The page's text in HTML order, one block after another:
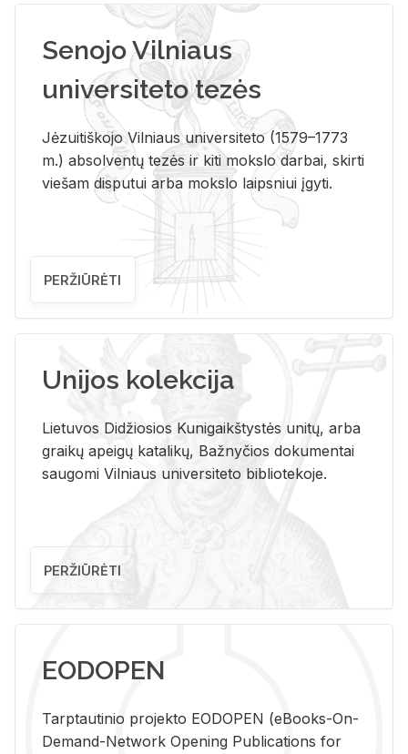
Senojo Vilniaus
universiteto tezės
Jėzuitiškojo Vilniaus universiteto (1579–1773
m.) absolventų tezės ir kiti mokslo darbai, skirti
viešam disputui arba mokslo laipsniui įgyti.
PERŽIŪRĖTI
Unijos kolekcija
Lietuvos Didžiosios Kunigaikštystės unitų, arba
graikų apeigų katalikų, Bažnyčios dokumentai
saugomi Vilniaus universiteto bibliotekoje.
PERŽIŪRĖTI
EODOPEN
Tarp­tau­ti­nio pro­jek­to EO­DO­PEN (eBo­oks-On-
De­mand-Ne­twork Ope­ning Pub­li­ca­tions for